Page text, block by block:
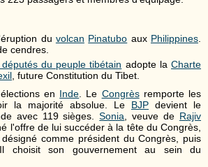
du volcan Pinatubo aux Philippines
cendres.
du peuple tibétain adopte la Charte
, future Constitution du Tibet.
en Inde . Le Congrèsremporte les
la majorité absolue. Le BJP devient le
avec 119 sièges.Sonia , veuve de Rajiv
l'offre de lui succéder à la tête du Congrès,
comme président du Congrès, puis
choisit son gouvernement au sein du